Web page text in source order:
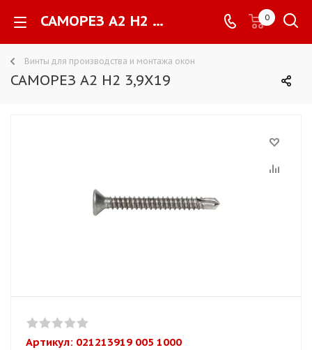
САМОРЕЗ A2 H2 3,9X19 - 0
Винты для производства и монтажа окон
САМОРЕЗ A2 H2 3,9X19
Артикул: 021213919 005 1000